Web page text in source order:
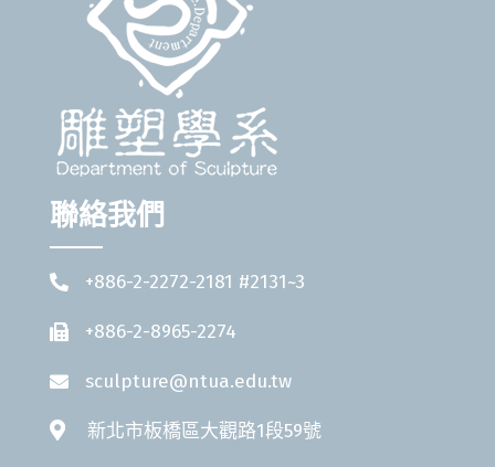
聯絡我們
+886-2-2272-2181 #2131~3
+886-2-8965-2274
sculpture@ntua.edu.tw
新北市板橋區大觀路1段59號